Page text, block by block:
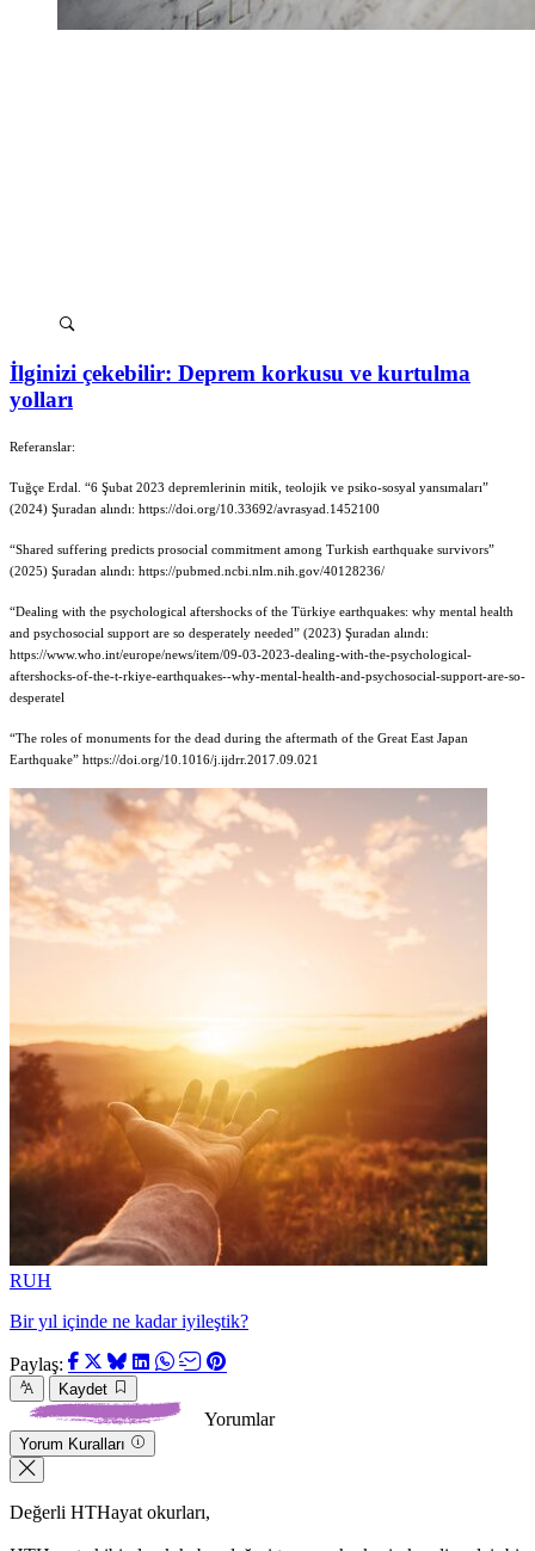
İlginizi çekebilir: Deprem korkusu ve kurtulma
yolları
Referanslar:
Tuğçe Erdal. “6 Şubat 2023 depremlerinin mitik, teolojik ve psiko-sosyal yansımaları”
(2024) Şuradan alındı: https://doi.org/10.33692/avrasyad.1452100
“Shared suffering predicts prosocial commitment among Turkish earthquake survivors”
(2025) Şuradan alındı: https://pubmed.ncbi.nlm.nih.gov/40128236/
“Dealing with the psychological aftershocks of the Türkiye earthquakes: why mental health
and psychosocial support are so desperately needed” (2023) Şuradan alındı:
https://www.who.int/europe/news/item/09-03-2023-dealing-with-the-psychological-
aftershocks-of-the-t-rkiye-earthquakes--why-mental-health-and-psychosocial-support-are-so-
desperatel
“The roles of monuments for the dead during the aftermath of the Great East Japan
Earthquake” https://doi.org/10.1016/j.ijdrr.2017.09.021
RUH
Bir yıl içinde ne kadar iyileştik?
Paylaş:
Kaydet
Yorumlar
Yorum Kuralları
Değerli HTHayat okurları,